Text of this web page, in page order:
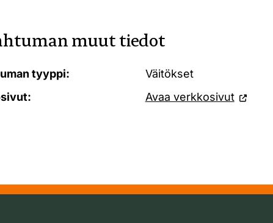
muut tiedot
tyyppi:
Väitökset
Avaa verkkosivut